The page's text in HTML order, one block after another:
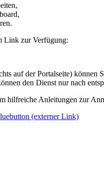
Link zur Verfügung:
auf der Portalseite) können
den Dienst nur nach
hilfreiche Anleitungen zur
(externer Link)